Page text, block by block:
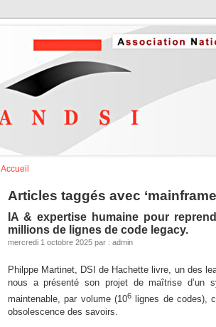
Accueil
Articles taggés avec
IA & expertise humaine pour
millions de lignes de code legacy.
mercredi 1 octobre 2025 par : admin
Philppe Martinet, DSI de Hachette livre, un des
nous a présenté son projet de maîtrise d’un
maintenable, par volume (106lignes de codes),
obsolescence des savoirs.